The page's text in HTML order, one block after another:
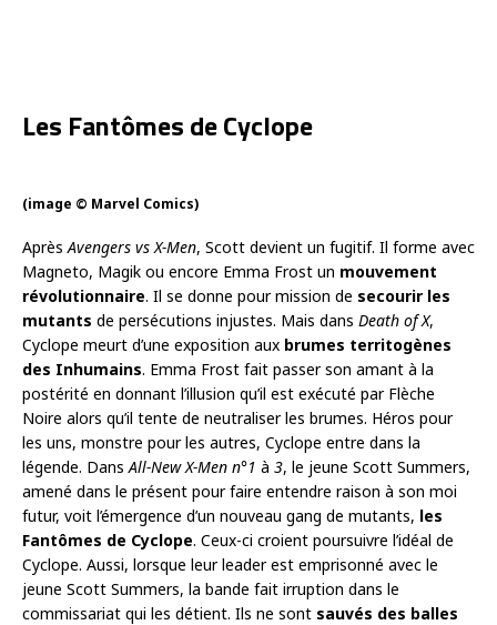
Les Fantômes de Cyclope
(image © Marvel Comics)
Après Avengers vs X-Men, Scott devient un fugitif. Il forme avec
Magneto, Magik ou encore Emma Frost un mouvement
révolutionnaire. Il se donne pour mission de secourir les
mutants de persécutions injustes. Mais dans Death of X,
Cyclope meurt d’une exposition aux brumes territogènes
des Inhumains. Emma Frost fait passer son amant à la
postérité en donnant l’illusion qu’il est exécuté par Flèche
Noire alors qu’il tente de neutraliser les brumes. Héros pour
les uns, monstre pour les autres, Cyclope entre dans la
légende. Dans All-New X-Men n°1 à 3, le jeune Scott Summers,
amené dans le présent pour faire entendre raison à son moi
futur, voit l’émergence d’un nouveau gang de mutants, les
Fantômes de Cyclope. Ceux-ci croient poursuivre l’idéal de
Cyclope. Aussi, lorsque leur leader est emprisonné avec le
jeune Scott Summers, la bande fait irruption dans le
commissariat qui les détient. Ils ne sont sauvés des balles